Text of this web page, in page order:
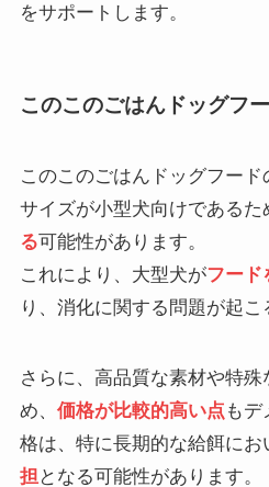
をサポートします。
このこのごはんドッグフ
このこのごはんドッグフー
サイズが小型犬向けであるた
る可能性があります。
これにより、大型犬がフード
り、消化に関する問題が起こ
さらに、高品質な素材や特
め、 価格が比較的高い点 も
格は、特に長期的な給餌にお
担となる可能性があります。